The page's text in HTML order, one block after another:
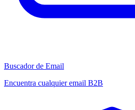
Buscador de Email
Encuentra cualquier email B2B